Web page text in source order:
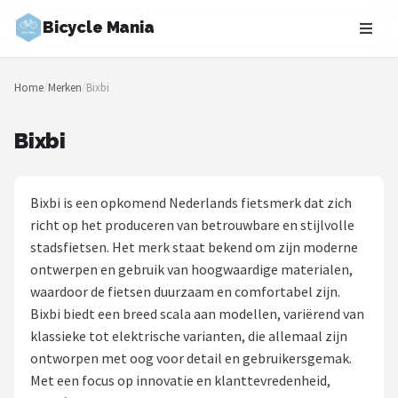
Bicycle Mania
Zoeken
NAVIGATIE
Blog
Fietsroutes
Kinderfietsen
Stadsfietsen
Elektrische fietsen
Home/Merken/Bixbi
Bixbi
Bixbi is een opkomend Nederlands fietsmerk dat zich
richt op het produceren van betrouwbare en stijlvolle
stadsfietsen. Het merk staat bekend om zijn moderne
ontwerpen en gebruik van hoogwaardige materialen,
waardoor de fietsen duurzaam en comfortabel zijn.
Bixbi biedt een breed scala aan modellen, variërend van
klassieke tot elektrische varianten, die allemaal zijn
ontworpen met oog voor detail en gebruikersgemak.
Met een focus op innovatie en klanttevredenheid,